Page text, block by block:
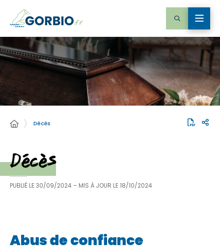
Décès
Décès
PUBLIÉ LE30/09/2024 – MIS À JOUR LE18/10/2024
Abus de confiance